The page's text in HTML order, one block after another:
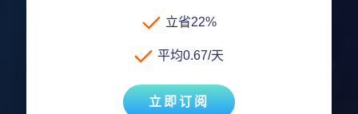
立省22%
平均0.67/天
立即订阅